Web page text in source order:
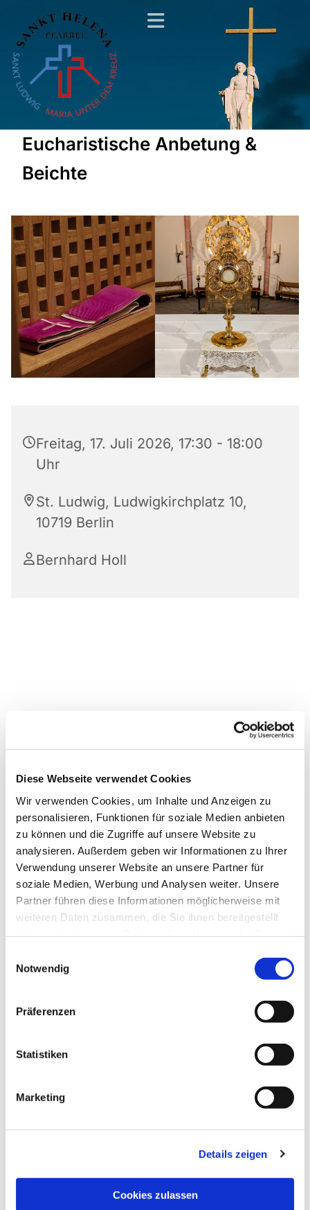
Diese Webseite verwendet Cookies
Wir verwenden Cookies, um Inhalte und Anzeigen zu
personalisieren, Funktionen für soziale Medien anbieten
zu können und die Zugriffe auf unsere Website zu
analysieren. Außerdem geben wir Informationen zu Ihrer
Verwendung unserer Website an unsere Partner für
soziale Medien, Werbung und Analysen weiter. Unsere
Partner führen diese Informationen möglicherweise mit
weiteren Daten zusammen, die Sie ihnen bereitgestellt
Notwendig
Präferenzen
Statistiken
Marketing
Details zeigen
Cookies zulassen
Eucharistische Anbetung &
Beichte
Freitag, 17. Juli 2026, 17:30 - 18:00
Uhr
St. Ludwig, Ludwigkirchplatz 10,
10719 Berlin
Bernhard Holl
Dies könnte Sie auch
interessieren